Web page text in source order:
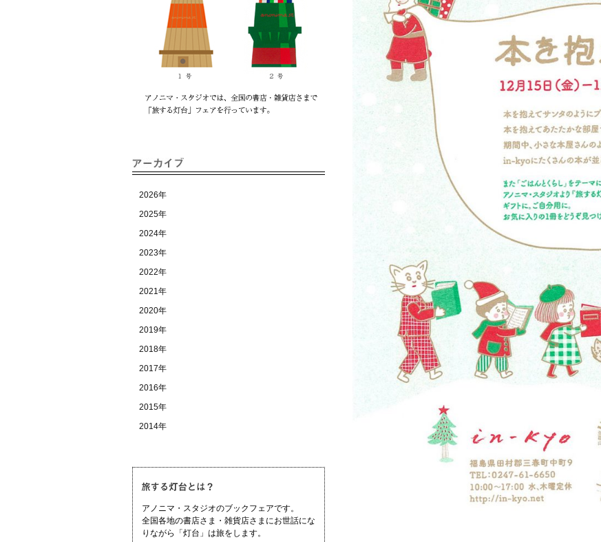
2026年
2025年
2024年
2023年
2022年
2021年
2020年
2019年
2018年
2017年
2016年
2015年
2014年
アノニマ・スタジオのブックフェアです。
全国各地の書店さま・雑貨店さまにお世話にな
りながら「灯台」は旅をします。